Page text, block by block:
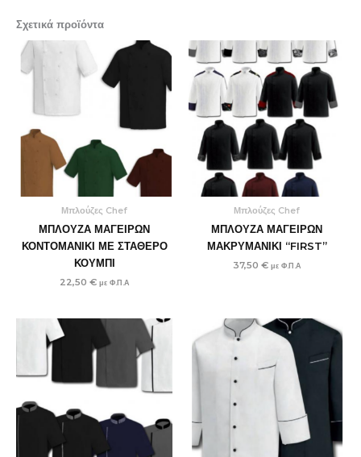
Σχετικά προϊόντα
Μπλούζες Chef
ΜΠΛΟΥΖΑ ΜΑΓΕΙΡΩΝ
ΚΟΝΤΟΜΑΝΙΚΙ ΜΕ ΣΤΑΘΕΡΟ
ΚΟΥΜΠΙ
22,50 € με Φ.Π.Α
Μπλούζες Chef
ΜΠΛΟΥΖΑ ΜΑΓΕΙΡΩΝ
ΜΑΚΡΥΜΑΝΙΚΙ “FIRST”
37,50 € με Φ.Π.Α